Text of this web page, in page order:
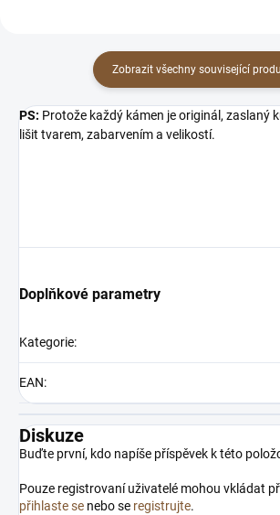
Zobrazit všechny související
PS: Protože každý kámen je originál, zaslaný
lišit tvarem, zabarvením a velikostí.
Doplňkové parametry
Kategorie:
EAN:
Diskuze
Buďte první, kdo napíše příspěvek k této
Pouze registrovaní uživatelé mohou vkládat
přihlaste se nebo se registrujte.